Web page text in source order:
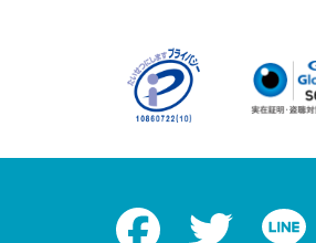
Facebook Twitter